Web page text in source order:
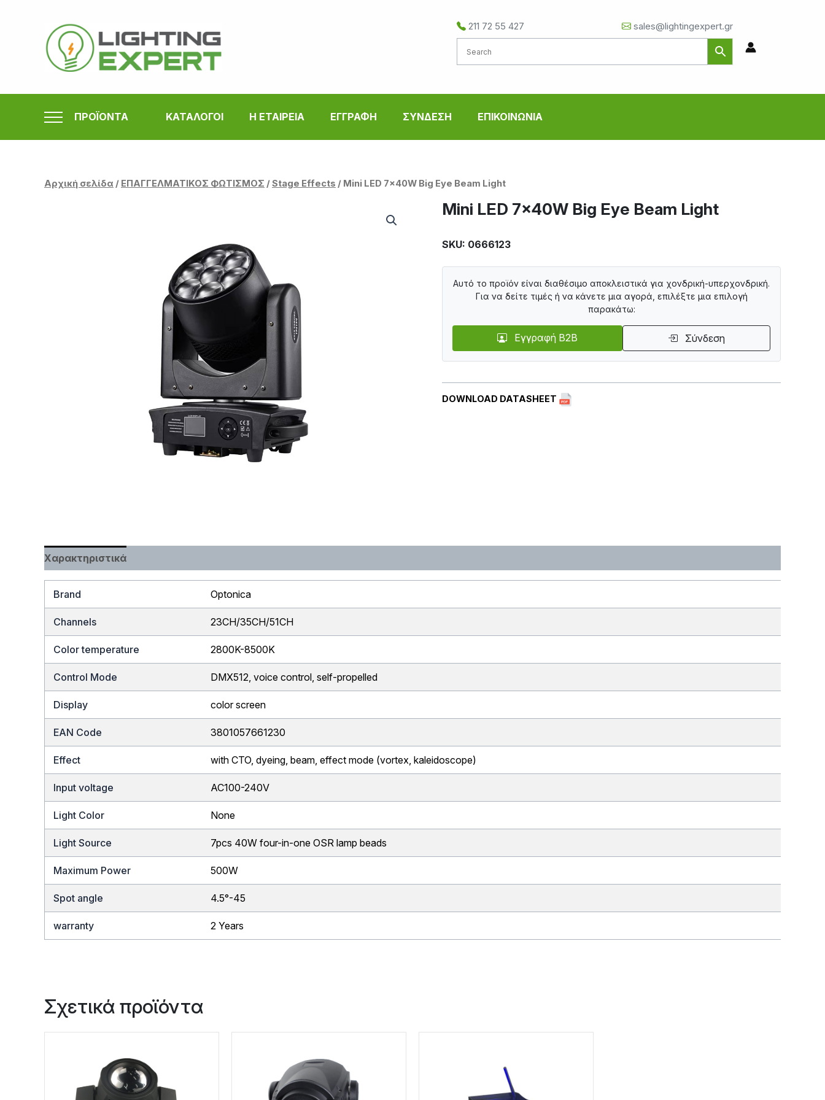
περιεχόμενο
211 72 55 427 sales@lightingexpert.gr
ΠΡΟΪΟΝΤΑ ΚΑΤΑΛΟΓΟΙ Η ΕΤΑΙΡΕΙΑ ΕΓΓΡΑΦΗ ΣΥΝΔΕΣΗ ΕΠΙΚΟΙΝΩΝΙΑ
Αρχική σελίδα / ΕΠΑΓΓΕΛΜΑΤΙΚΟΣ ΦΩΤΙΣΜΟΣ /Stage Effects / Mini LED 7x40W Big Eye Beam Light
Mini LED 7x40W Big Eye Beam Light
SKU: 0666123
DOWNLOAD DATASHEET
Αυτό το προϊόν είναι διαθέσιμο αποκλειστικά για χονδρική-υπερχονδρική.
Για να δείτε τιμές ή να κάνετε μια αγορά, επιλέξτε μια επιλογή
παρακάτω:
Εγγραφή B2B Σύνδεση
Χαρακτηριστικά
Brand Optonica
Channels 23CH/35CH/51CH
Color temperature 2800K-8500K
Control Mode DMX512, voice control, self-propelled
Display color screen
EAN Code 3801057661230
Effect with CTO, dyeing, beam, effect mode (vortex, kaleidoscope)
Input voltage AC100-240V
Light Color None
Light Source 7pcs 40W four-in-one OSR lamp beads
Maximum Power 500W
Spot angle 4.5°-45
warranty 2 Years
Σχετικά προϊόντα